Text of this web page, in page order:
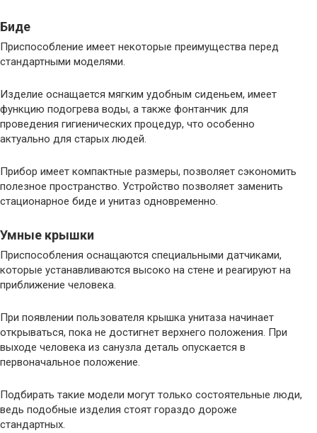
Биде
Приспособление имеет некоторые преимущества перед
стандартными моделями.
Изделие оснащается мягким удобным сиденьем, имеет
функцию подогрева воды, а также фонтанчик для
проведения гигиенических процедур, что особенно
актуально для старых людей.
Прибор имеет компактные размеры, позволяет сэкономить
полезное пространство. Устройство позволяет заменить
стационарное биде и унитаз одновременно.
Умные крышки
Приспособления оснащаются специальными датчиками,
которые устанавливаются высоко на стене и реагируют на
приближение человека.
При появлении пользователя крышка унитаза начинает
открываться, пока не достигнет верхнего положения. При
выходе человека из санузла деталь опускается в
первоначальное положение.
Подбирать такие модели могут только состоятельные люди,
ведь подобные изделия стоят гораздо дороже
стандартных.